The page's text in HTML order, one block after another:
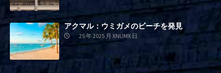
アクマル：ウミガメのビーチを発見
25 年 2025 月 XNUMX 日